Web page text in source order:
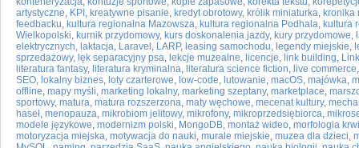
artystyczne, KPI , kreatywne pisanie, kredyt obrotowy, królik miniaturka, kronika
feedbacku, kultura regionalna Mazowsza, kultura regionalna Podhala, kultura
Wielkopolski, kurnik przydomowy, kurs doskonalenia jazdy, kury przydomowe,
elektrycznych, laktacja, Laravel , LARP, leasing samochodu, legendy miejskie,
sprzedażowy, lęk separacyjny psa, lekcje muzealne, licencje, link building,
literatura fantasy, literatura kryminalna, literatura science fiction, live commerce
SEO, lokalny biznes, loty czarterowe, low-code, lutowanie, macOS, majówka,
offline, mapy myśli, marketing lokalny, marketing szeptany, marketplace,
sportowy, matura, matura rozszerzona, maty węchowe, mecenat kultury,
haseł, menopauza, mikrobiom jelitowy, mikrofony, mikroprzedsiębiorca,
modele językowe, modernizm polski, MongoDB, montaż wideo, morfologia krwi
motoryzacja miejska, motywacja do nauki, murale miejskie, muzea dla dzieci,